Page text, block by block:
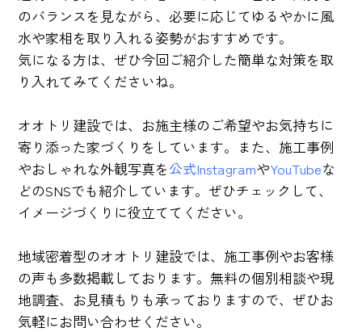
のバランスを見ながら、必要に応じてゆるやかに風
水や家相を取り入れる姿勢がおすすめです。
気になる方は、ぜひ今回ご紹介した簡単な対策を取
り入れてみてくださいね。
オオトリ建設では、お施主様のご希望やお気持ちに
寄り添った家づくりをしています。また、施工事例
やおしゃれな外観写真を公式InstagramやYouTubeな
どのSNSでも紹介しています。ぜひチェックして、
イメージづくりに役立ててください。
地域密着型のオオトリ建設では、施工事例やお客様
の声も多数掲載しております。無料の個別相談や現
地調査、お見積もりも承っておりますので、ぜひお
気軽にお問い合わせください。